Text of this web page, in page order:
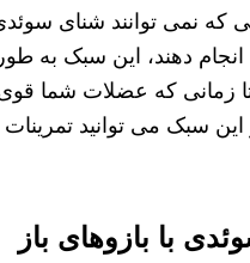
که نمی‌ توانند شنای
دهند، این سبک به‌
زمانی که عضلات شما
این سبک می‌ توانید تمرینات
با بازوهای باز